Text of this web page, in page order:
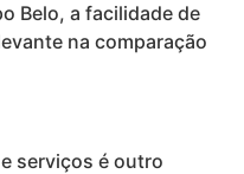
Belo, a facilidade de
na comparação
serviços é outro